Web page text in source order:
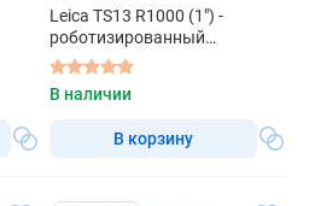
Leica TS13 R1000 (1") -
роботизированный
тахеометр
В наличии
В корзину